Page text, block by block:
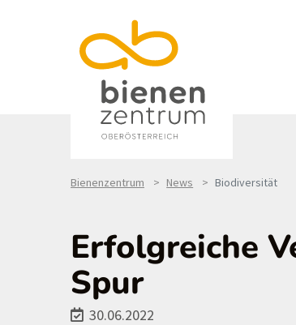
Bienenzentrum News Biodiversität
Erfolgreiche
Spur
30.06.2022